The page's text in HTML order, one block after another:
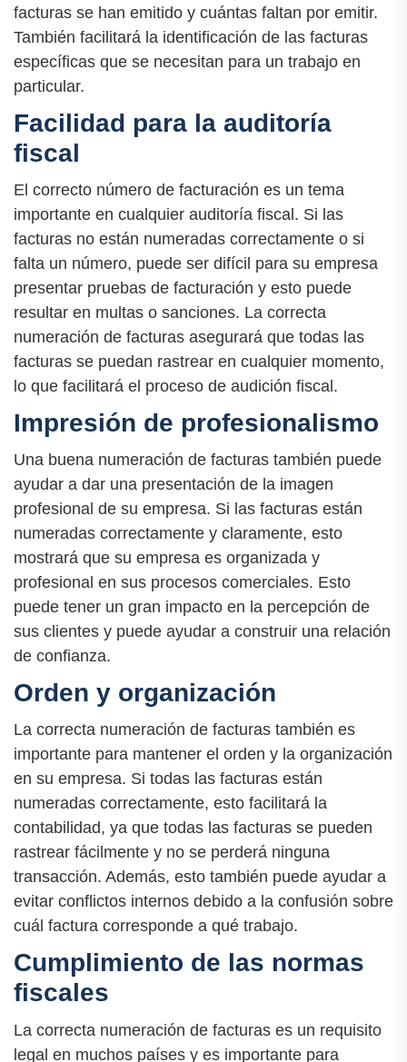
facturas se han emitido y cuántas faltan por emitir.
También facilitará la identificación de las facturas
específicas que se necesitan para un trabajo en
particular.
Facilidad para la auditoría
fiscal
El correcto número de facturación es un tema
importante en cualquier auditoría fiscal. Si las
facturas no están numeradas correctamente o si
falta un número, puede ser difícil para su empresa
presentar pruebas de facturación y esto puede
resultar en multas o sanciones. La correcta
numeración de facturas asegurará que todas las
facturas se puedan rastrear en cualquier momento,
lo que facilitará el proceso de audición fiscal.
Impresión de profesionalismo
Una buena numeración de facturas también puede
ayudar a dar una presentación de la imagen
profesional de su empresa. Si las facturas están
numeradas correctamente y claramente, esto
mostrará que su empresa es organizada y
profesional en sus procesos comerciales. Esto
puede tener un gran impacto en la percepción de
sus clientes y puede ayudar a construir una relación
de confianza.
Orden y organización
La correcta numeración de facturas también es
importante para mantener el orden y la organización
en su empresa. Si todas las facturas están
numeradas correctamente, esto facilitará la
contabilidad, ya que todas las facturas se pueden
rastrear fácilmente y no se perderá ninguna
transacción. Además, esto también puede ayudar a
evitar conflictos internos debido a la confusión sobre
cuál factura corresponde a qué trabajo.
Cumplimiento de las normas
fiscales
La correcta numeración de facturas es un requisito
legal en muchos países y es importante para